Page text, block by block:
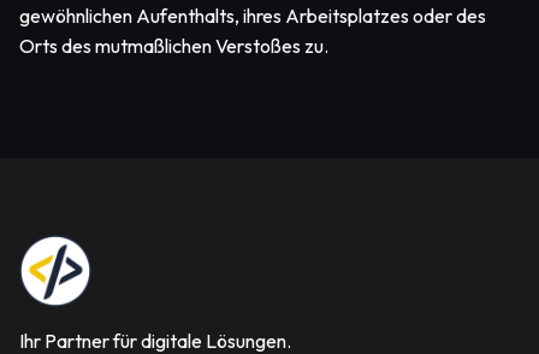
gewöhnlichen Aufenthalts, ihres Arbeitsplatzes oder des
Orts des mutmaßlichen Verstoßes zu.
Ihr Partner für digitale Lösungen.